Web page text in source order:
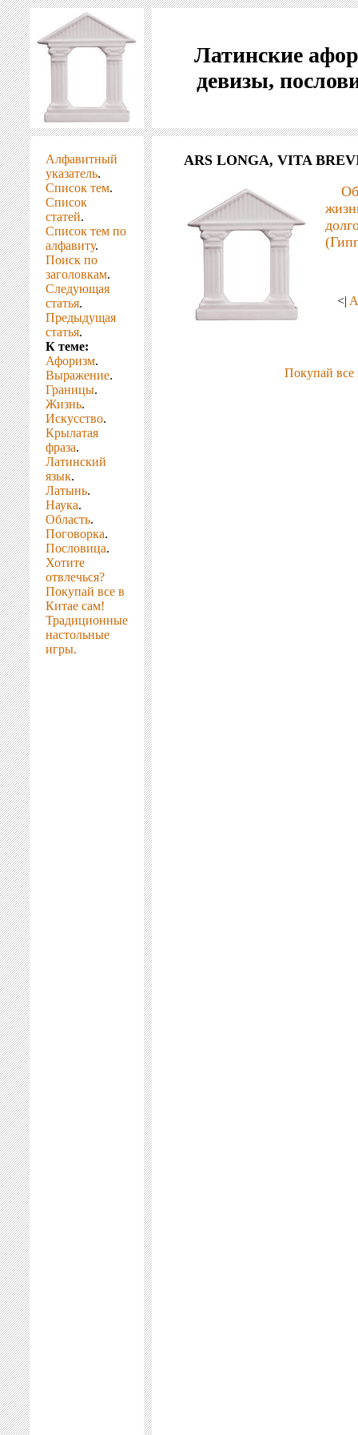
Латинские
девизы,
Алфавитный
указатель.
Список тем.
Список
статей.
Список тем по
алфавиту.
Поиск по
заголовкам.
Следующая
статья.
Предыдущая
статья.
К теме:
Афоризм.
Выражение.
Границы.
Жизнь.
Искусство.
Крылатая
фраза.
Латинский
язык.
Латынь.
Наука.
Область.
Поговорка.
Пословица.
Хотите
отвлечься?
Покупай все в
Китае сам!
Традиционные
настольные
игры.
ARS LONGA, VITA
<|
Покупай все